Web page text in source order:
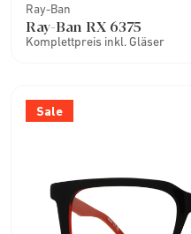
Ray-Ban
Ray-Ban RX 6375
Komplettpreis inkl. Gläser
Sale